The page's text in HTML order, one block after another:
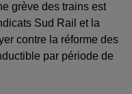
grève des trains est
Sud Rail et la
contre la réforme des
par période de